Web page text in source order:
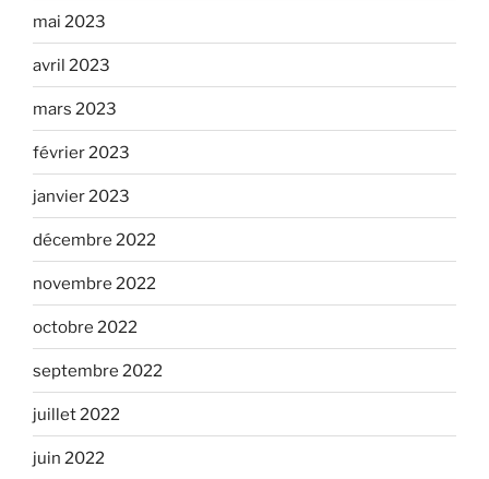
mai 2023
avril 2023
mars 2023
février 2023
janvier 2023
décembre 2022
novembre 2022
octobre 2022
septembre 2022
juillet 2022
juin 2022